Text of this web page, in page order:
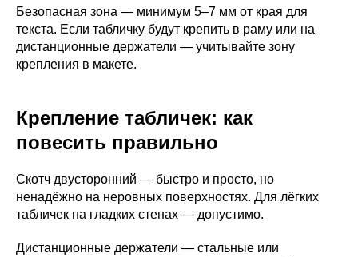
Безопасная зона — минимум 5–7 мм от края для
текста. Если табличку будут крепить в раму или на
дистанционные держатели — учитывайте зону
крепления в макете.
Крепление табличек: как
повесить правильно
Скотч двусторонний — быстро и просто, но
ненадёжно на неровных поверхностях. Для лёгких
табличек на гладких стенах — допустимо.
Дистанционные держатели — стальные или